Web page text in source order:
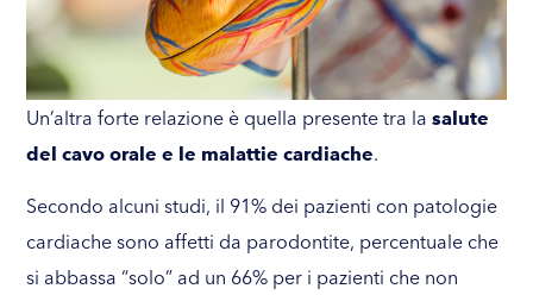
Un’altra forte relazione è quella presente tra la salute
del cavo orale e le malattie cardiache.
Secondo alcuni studi, il 91% dei pazienti con patologie
cardiache sono affetti da parodontite, percentuale che
si abbassa “solo” ad un 66% per i pazienti che non